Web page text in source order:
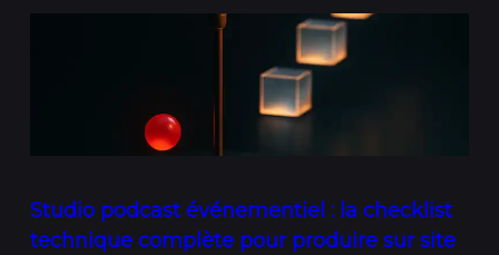
Studio podcast événementiel : la checklist
technique complète pour produire sur site